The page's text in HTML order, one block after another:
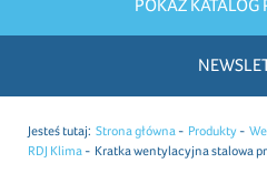
POKAŻ KATALOG
Jesteś tutaj: Strona główna Produkty
RDJ Klima
Kratka wentylacyjna stalowa